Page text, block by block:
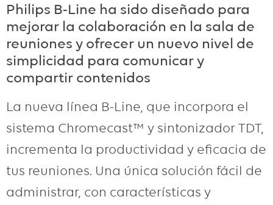
Philips B-Line ha sido diseñado para
mejorar la colaboración en la sala de
reuniones y ofrecer un nuevo nivel de
simplicidad para comunicar y
compartir contenidos
La nueva línea B-Line, que incorpora el
sistema Chromecast™ y sintonizador TDT,
incrementa la productividad y eficacia de
tus reuniones. Una única solución fácil de
administrar, con características y